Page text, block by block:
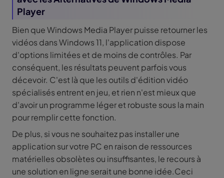
Player
Bien que Windows Media Player puisse retourner les
vidéos dans Windows 11, l'application dispose
d'options limitées et de moins de contrôles. Par
conséquent, les résultats peuvent parfois vous
décevoir. C'est là que les outils d'édition vidéo
spécialisés entrent en jeu, et rien n'est mieux que
d'avoir un programme léger et robuste sous la main
pour remplir cette fonction.
De plus, si vous ne souhaitez pas installer une
application sur votre PC en raison de ressources
matérielles obsolètes ou insuffisantes, le recours à
une solution en ligne serait une bonne idée.Ceci